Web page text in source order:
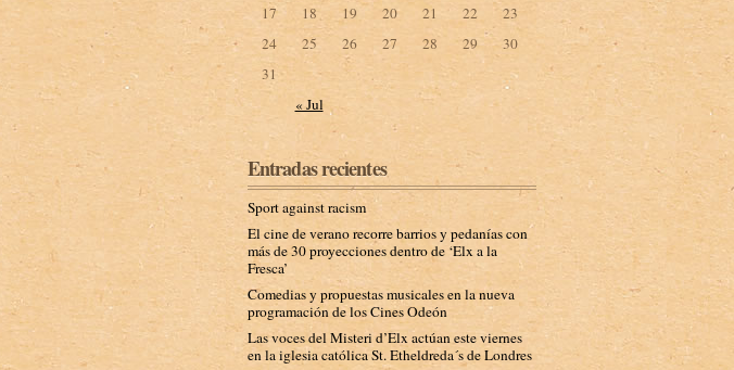
« Jul
17
18 19 20 21 22
23
24
25 26 27 28 29
30
31
Entradas recientes
Sport against racism
El cine de verano recorre barrios y pedanías con
más de 30 proyecciones dentro de ‘Elx a la
Fresca’
Comedias y propuestas musicales en la nueva
programación de los Cines Odeón
Las voces del Misteri d’Elx actúan este viernes
en la iglesia católica St. Etheldreda´s de Londres